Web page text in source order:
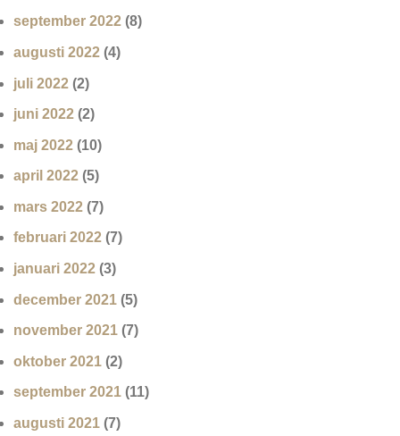
september 2022 (8)
augusti 2022 (4)
juli 2022 (2)
juni 2022 (2)
maj 2022 (10)
april 2022 (5)
mars 2022 (7)
februari 2022 (7)
januari 2022 (3)
december 2021 (5)
november 2021 (7)
oktober 2021 (2)
september 2021 (11)
augusti 2021 (7)